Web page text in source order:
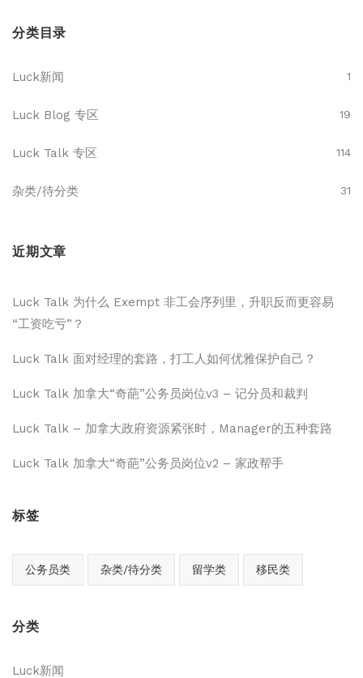
分类目录
Luck新闻 1
Luck Blog 专区 19
Luck Talk 专区 114
杂类/待分类 31
近期文章
Luck Talk 为什么 Exempt 非工会序列里，升职反而更容易
“工资吃亏”？
Luck Talk 面对经理的套路，打工人如何优雅保护自己？
Luck Talk 加拿大“奇葩”公务员岗位v3 – 记分员和裁判
Luck Talk – 加拿大政府资源紧张时，Manager的五种套路
Luck Talk 加拿大“奇葩”公务员岗位v2 – 家政帮手
标签
公务员类 杂类/待分类 留学类 移民类
分类
Luck新闻